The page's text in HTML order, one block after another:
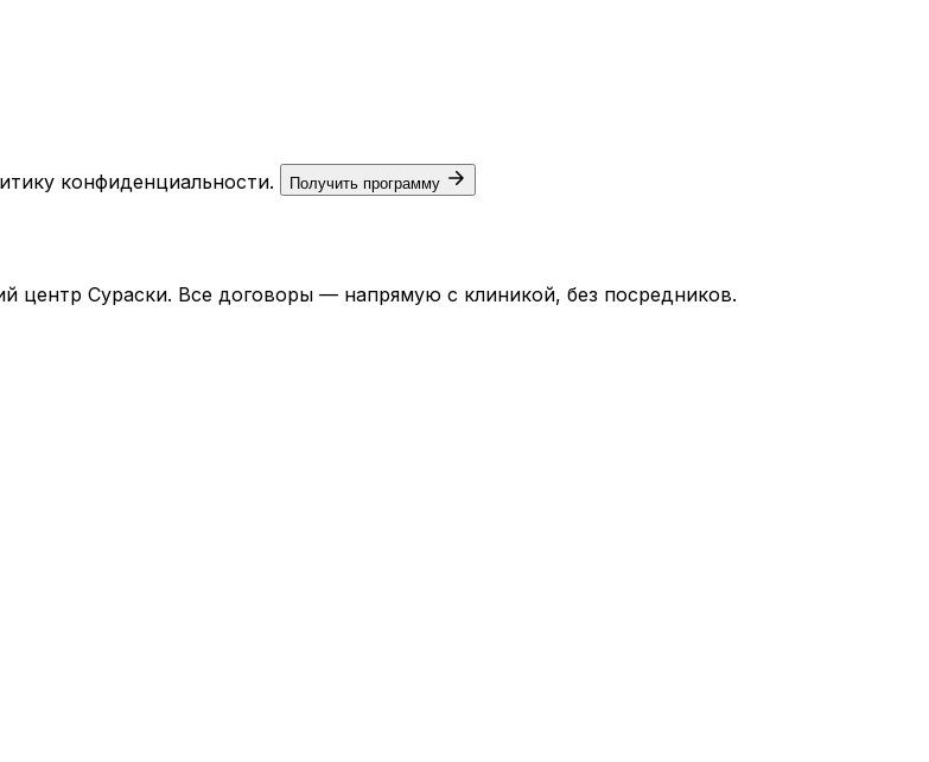
конфиденциальности. Получить программу
Сураски. Все договоры — напрямую с клиникой, без посредников.